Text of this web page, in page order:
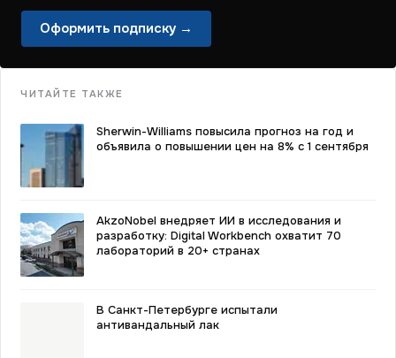
Оформить подписку →
ЧИТАЙТЕ ТАКЖЕ
Sherwin-Williams повысила прогноз на год и
объявила о повышении цен на 8% с 1 сентября
AkzoNobel внедряет ИИ в исследования и
разработку: Digital Workbench охватит 70
лабораторий в 20+ странах
В Санкт-Петербурге испытали
антивандальный лак